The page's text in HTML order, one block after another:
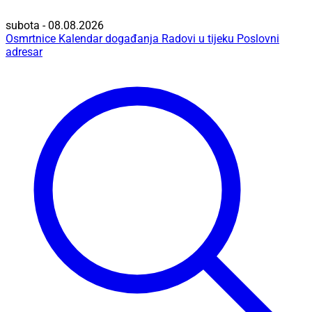
subota - 08.08.2026
Osmrtnice Kalendar događanja Radovi u tijeku Poslovni
adresar